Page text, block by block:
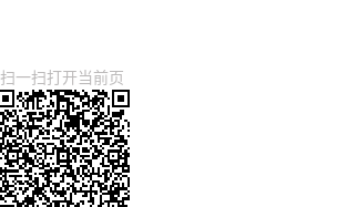
扫一扫打开当前页